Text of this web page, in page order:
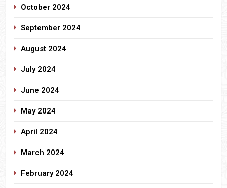
October 2024
September 2024
August 2024
July 2024
June 2024
May 2024
April 2024
March 2024
February 2024